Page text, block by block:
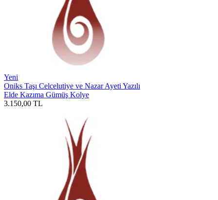
Yeni
Oniks Taşı Celcelutiye ve Nazar Ayeti Yazılı
Elde Kazıma Gümüş Kolye
3.150,00 TL